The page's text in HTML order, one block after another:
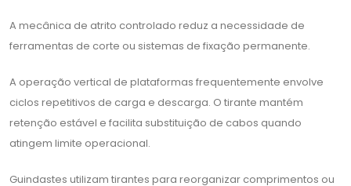
A mecânica de atrito controlado reduz a necessidade de
ferramentas de corte ou sistemas de fixação permanente.
A operação vertical de plataformas frequentemente envolve
ciclos repetitivos de carga e descarga. O tirante mantém
retenção estável e facilita substituição de cabos quando
atingem limite operacional.
Guindastes utilizam tirantes para reorganizar comprimentos ou